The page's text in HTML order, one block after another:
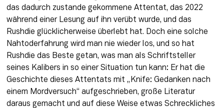
das dadurch zustande gekommene Attentat, das 2022
während einer Lesung auf ihn verübt wurde, und das
Rushdie glücklicherweise überlebt hat. Doch eine solche
Nahtoderfahrung wird man nie wieder los, und so hat
Rushdie das Beste getan, was man als Schriftsteller
seines Kalibers in so einer Situation tun kann: Er hat die
Geschichte dieses Attentats mit „Knife: Gedanken nach
einem Mordversuch“ aufgeschrieben, große Literatur
daraus gemacht und auf diese Weise etwas Schreckliches